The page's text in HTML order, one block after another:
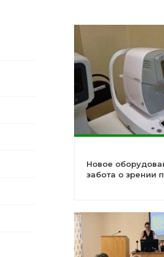
Новое
забота о зрении